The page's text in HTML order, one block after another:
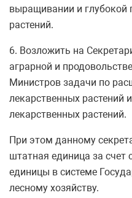
выращивании и глубокой
растений.
6. Возложить на
аграрной и
Министров задачи по
лекарственных растений
лекарственных растений.
При этом данному
штатная единица за
единицы в системе
лесному хозяйству.